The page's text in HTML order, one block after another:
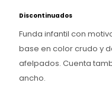
Discontinuados
Funda infantil con
base en color crudo y
afelpados. Cuenta
ancho.